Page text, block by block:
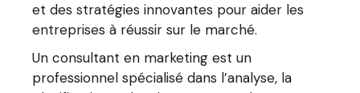
et des stratégies innovantes pour aider les
entreprises à réussir sur le marché.
Un consultant en marketing est un
professionnel spécialisé dans l’analyse, la